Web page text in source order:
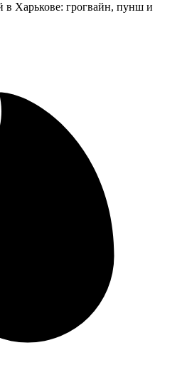
в Харькове: грогвайн, пунш и